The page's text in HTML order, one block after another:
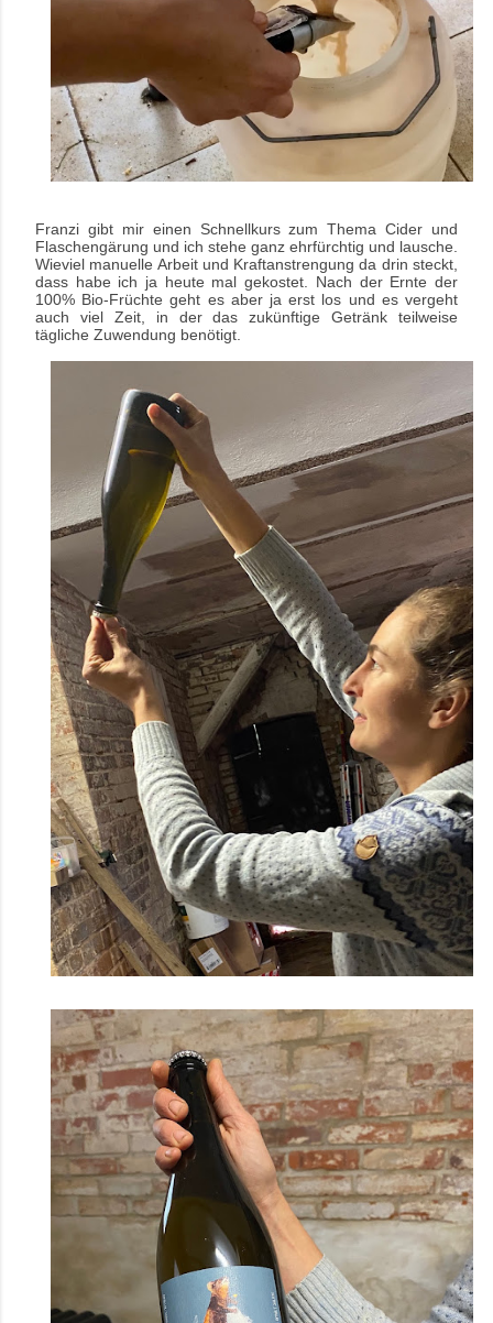
Franzi gibt mir einen Schnellkurs zum Thema Cider und
Flaschengärung und ich stehe ganz ehrfürchtig und lausche.
Wieviel manuelle Arbeit und Kraftanstrengung da drin steckt,
dass habe ich ja heute mal gekostet. Nach der Ernte der
100% Bio-Früchte geht es aber ja erst los und es vergeht
auch viel Zeit, in der das zukünftige Getränk teilweise
tägliche Zuwendung benötigt.